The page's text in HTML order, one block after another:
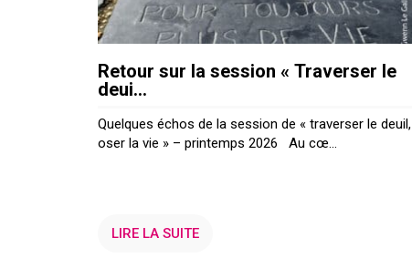
Retour sur la session « Traverser le
deui...
Quelques échos de la session de « traverser le deuil,
oser la vie » – printemps 2026 Au cœ...
LIRE LA SUITE